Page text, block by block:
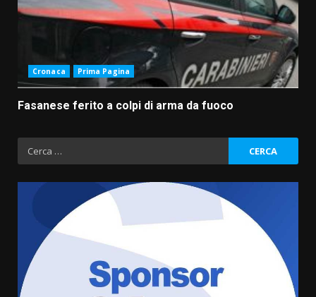
Cronaca Prima Pagina
Fasanese ferito a colpi di arma da fuoco
Ricerca
per: